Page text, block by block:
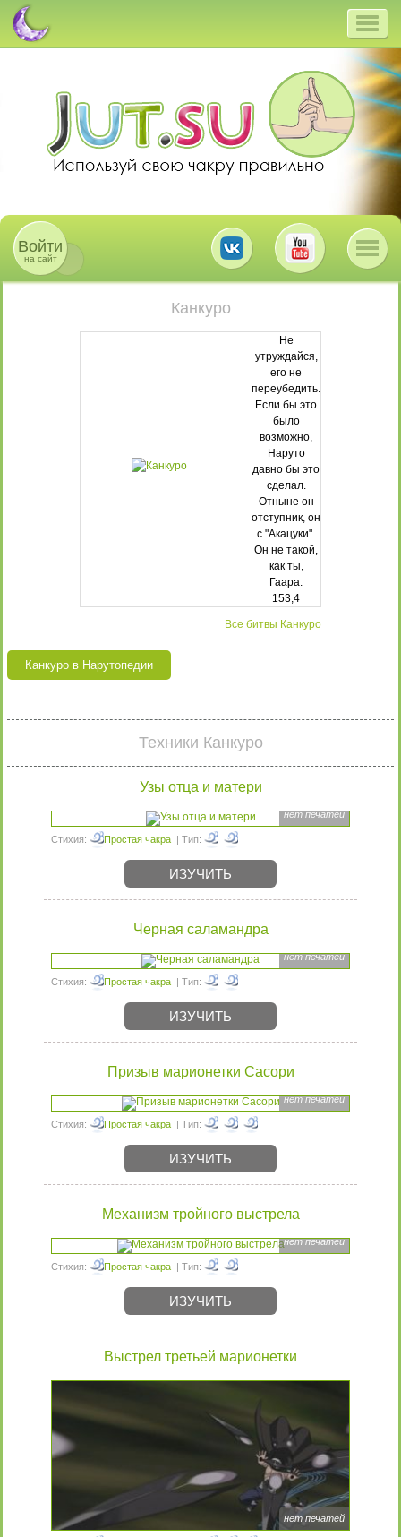
Войти
на сайт
Канкуро
Не
утруждайся,
его не
переубедить.
Если бы это
было
возможно,
Наруто
давно бы это
сделал.
Отныне он
отступник, он
с "Акацуки".
Он не такой,
как ты,
Гаара.
153,4
Все битвы Канкуро
Канкуро в Нарутопедии
Техники Канкуро
Узы отца и матери
нет печатей
Стихия: Простая чакра | Тип:
ИЗУЧИТЬ
Черная саламандра
нет печатей
Стихия: Простая чакра | Тип:
ИЗУЧИТЬ
Призыв марионетки Сасори
нет печатей
Стихия: Простая чакра | Тип:
ИЗУЧИТЬ
Механизм тройного выстрела
нет печатей
Стихия: Простая чакра | Тип:
ИЗУЧИТЬ
Выстрел третьей марионетки
нет печатей